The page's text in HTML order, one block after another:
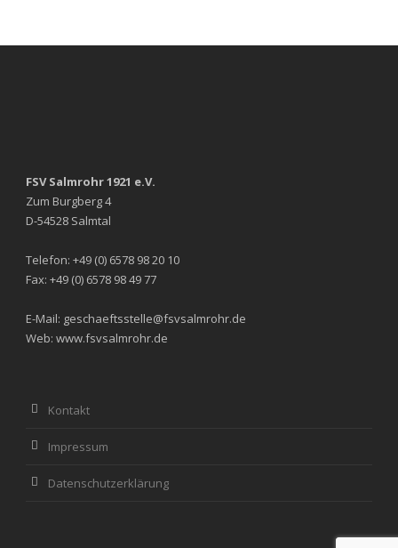
FSV Salmrohr 1921 e.V.
Zum Burgberg 4
D-54528 Salmtal
Telefon: +49 (0) 6578 98 20 10
Fax: +49 (0) 6578 98 49 77
E-Mail: geschaeftsstelle@fsvsalmrohr.de
Web: www.fsvsalmrohr.de
Kontakt
Impressum
Datenschutzerklärung